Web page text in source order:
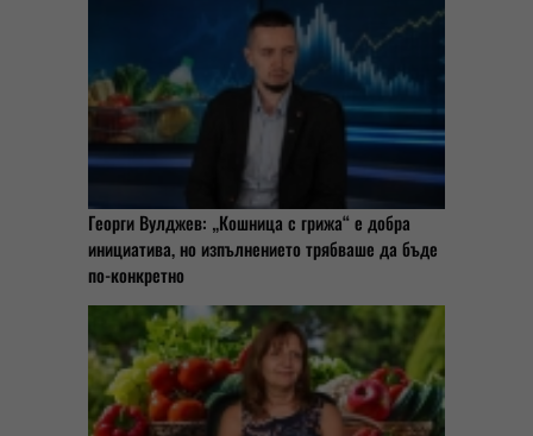
Георги Вулджев: „Кошница с грижа“ е добра
инициатива, но изпълнението трябваше да бъде
по-конкретно